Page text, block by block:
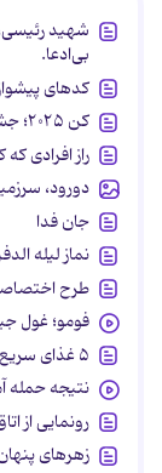
شهید
بی‌ادعا.
کدهای
کن ۲۰۲۵؛ جشنواره‌ای علیه خانواده
راز افرادی
دورود،
جان فدا
نماز لیله
طرح
فومو؛ غول
۵ غذای سریع و سالم برای طبیعت‌گردی
نتیجه حمله
رونمایی از
زهرهای